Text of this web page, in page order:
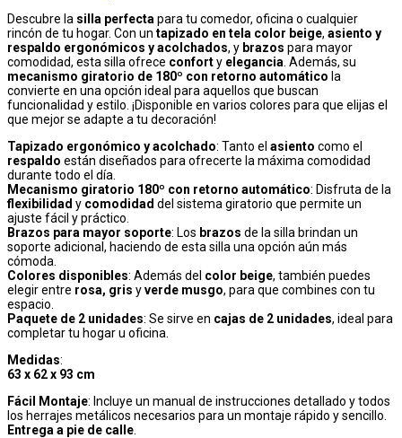
Descubre la silla perfecta para tu comedor, oficina o cualquier
rincón de tu hogar. Con un tapizado en tela color beige, asiento y
respaldo ergonómicos y acolchados, y brazos para mayor
comodidad, esta silla ofrece conforty elegancia . Además, su
mecanismo giratorio de 180º con retorno automático la
convierte en una opción ideal para aquellos que buscan
funcionalidad y estilo. ¡Disponible en varios colores para que elijas el
que mejor se adapte a tu decoración!
Tapizado ergonómico y acolchado: Tanto el asiento como el
respaldo están diseñados para ofrecerte la máxima comodidad
durante todo el día.
Mecanismo giratorio 180º con retorno automático: Disfruta de la
flexibilidad y comodidad del sistema giratorio que permite un
ajuste fácil y práctico.
Brazos para mayor soporte: Los brazos de la silla brindan un
soporte adicional, haciendo de esta silla una opción aún más
cómoda.
Colores disponibles: Además del color beige, también puedes
elegir entre rosa, gris yverde musgo, para que combines con tu
espacio.
Paquete de 2 unidades: Se sirve en cajas de 2 unidades, ideal para
completar tu hogar u oficina.
Medidas:
63 x 62 x 93 cm
Fácil Montaje: Incluye un manual de instrucciones detallado y todos
los herrajes metálicos necesarios para un montaje rápido y sencillo.
Entrega a pie de calle